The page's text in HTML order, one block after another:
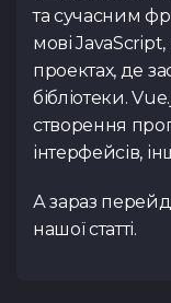
та сучасним
мові
проектах, де
бібліотеки.
створення
інтерфейсів,
А зараз
нашої статті.